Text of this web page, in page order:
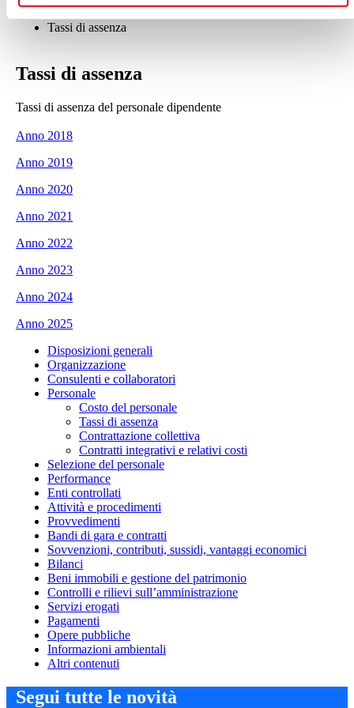
Tassi di assenza
Tassi di assenza
Tassi di assenza del personale dipendente
Anno 2018
Anno 2019
Anno 2020
Anno 2021
Anno 2022
Anno 2023
Anno 2024
Anno 2025
Disposizioni generali
Organizzazione
Consulenti e collaboratori
Personale
Costo del personale
Tassi di assenza
Contrattazione collettiva
Contratti integrativi e relativi costi
Selezione del personale
Performance
Enti controllati
Attività e procedimenti
Provvedimenti
Bandi di gara e contratti
Sovvenzioni, contributi, sussidi, vantaggi economici
Bilanci
Beni immobili e gestione del patrimonio
Controlli e rilievi sull’amministrazione
Servizi erogati
Pagamenti
Opere pubbliche
Informazioni ambientali
Altri contenuti
Segui tutte le novità